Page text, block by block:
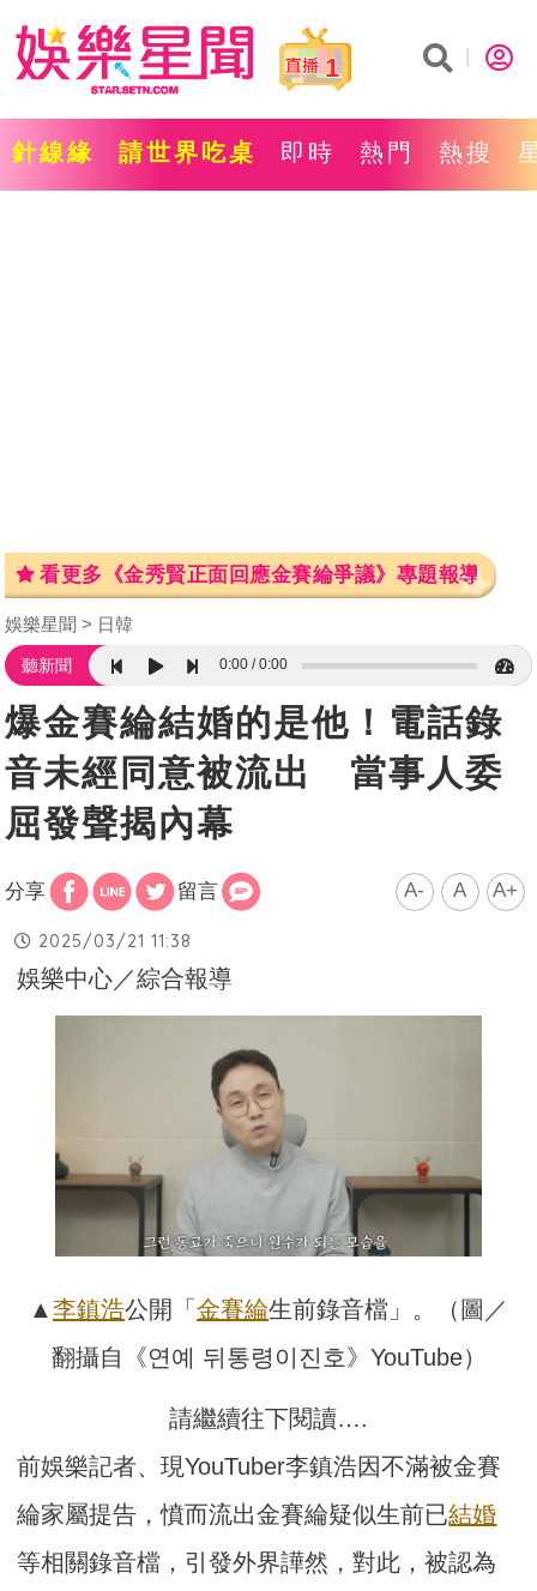
1
針線緣 請世界吃桌 即時 熱門 熱搜
看更多《金秀賢正面回應金賽綸爭議》專題報導
娛樂星聞 日韓
聽新聞 0:00 0:00
爆金賽綸結婚的是他！電話錄
音未經同意被流出 當事人委
屈發聲揭內幕
分享 留言 A- A A+
2025/03/21 11:38
娛樂中心／綜合報導
▲ 李鎮浩公開「 金賽綸生前錄音檔」。（圖／
翻攝自《연예 뒤통령이진호》YouTube）
請繼續往下閱讀….
前娛樂記者、現YouTuber李鎮浩因不滿被金賽
綸家屬提告，憤而流出金賽綸疑似生前已結婚
等相關錄音檔，引發外界譁然，對此，被認為